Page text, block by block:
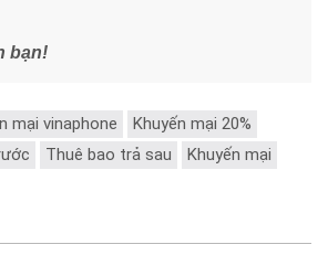
bạn!
mại vinaphone
Khuyến mại 20%
Thuê bao trả sau Khuyến mại